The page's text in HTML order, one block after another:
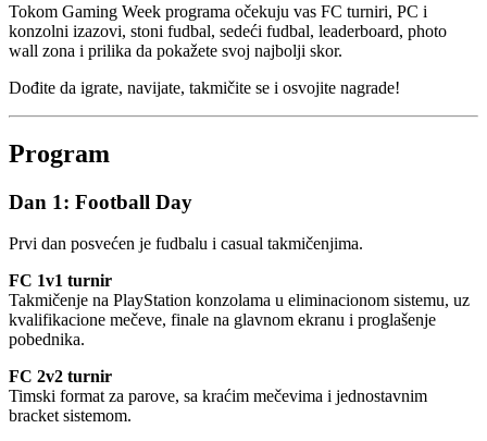
Tokom Gaming Week programa očekuju vas FC turniri, PC i
konzolni izazovi, stoni fudbal, sedeći fudbal, leaderboard, photo
wall zona i prilika da pokažete svoj najbolji skor.
Dođite da igrate, navijate, takmičite se i osvojite nagrade!
Program
Dan 1: Football Day
Prvi dan posvećen je fudbalu i casual takmičenjima.
FC 1v1 turnir
Takmičenje na PlayStation konzolama u eliminacionom sistemu, uz
kvalifikacione mečeve, finale na glavnom ekranu i proglašenje
pobednika.
FC 2v2 turnir
Timski format za parove, sa kraćim mečevima i jednostavnim
bracket sistemom.